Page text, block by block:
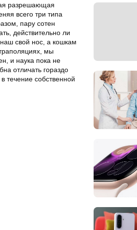
разрешающая
всего три типа
пару сотен
действительно ли
свой нос, а кошкам
мы
и наука пока не
отличать гораздо
течение собственной